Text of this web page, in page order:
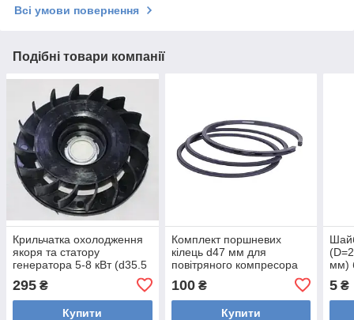
Всі умови повернення
Подібні товари компанії
Крильчатка охолодження
якоря та статору
генератора 5-8 кВт (d35.5
295 ₴
Купити
Комплект поршневих
кілець d47 мм для
повітряного компресора
компресійні кільця forte vfl
100₴
Купити
мм)
5 ₴